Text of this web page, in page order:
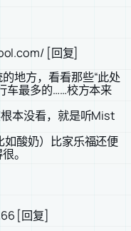
[回复]
地方，看看那些“此处
车最多的……校方本来
本没看，就是听Mist
酸奶）比家乐福还便
。
[回复]